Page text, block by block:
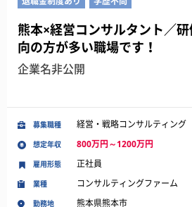
熊本×経営コンサルタント／
向の方が多い職場です！
企業名非公開
募集職種 経営・戦略コンサルティング
想定年収 800万円～1200万円
業種 コンサルティングファーム
勤務地 熊本県熊本市
雇用形態 正社員